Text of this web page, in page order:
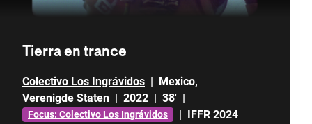
Tierra en trance
Colectivo Los Ingrávidos | Mexico,
Verenigde Staten | 2022 | 38' |
Focus: Colectivo Los Ingrávidos | IFFR 2024